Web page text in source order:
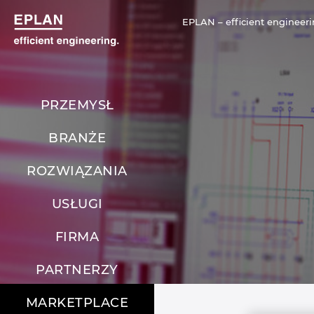
EPLAN – efficient
PRZEMYSŁ
BRANŻE
ROZWIĄZANIA
USŁUGI
FIRMA
PARTNERZY
MARKETPLACE